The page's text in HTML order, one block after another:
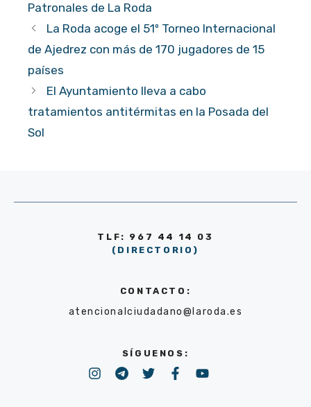
Patronales de La Roda
La Roda acoge el 51º Torneo Internacional
de Ajedrez con más de 170 jugadores de 15
países
El Ayuntamiento lleva a cabo
tratamientos antitérmitas en la Posada del
Sol
TLF: 967 44 14 03
(DIRECTORIO)
CONTACTO:
atencionalciudadano@laroda.es
SÍGUENOS: